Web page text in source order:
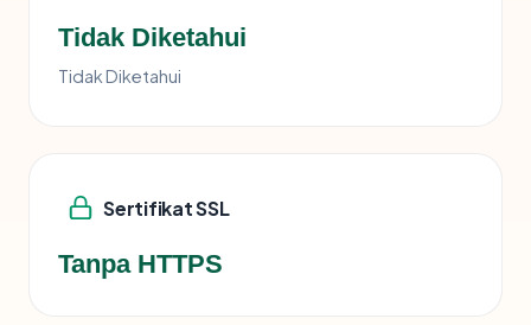
Tidak Diketahui
Tidak Diketahui
Sertifikat SSL
Tanpa HTTPS